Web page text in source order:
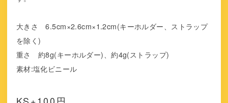
大きさ 6.5cm×2.6cm×1.2cm(キーホルダー、ストラップ
を除く)
重さ 約8g(キーホルダー)、約4g(ストラップ)
素材:塩化ビニール